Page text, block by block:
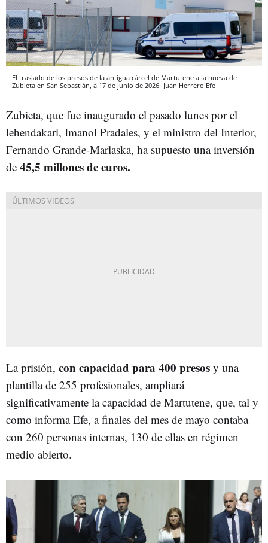
El traslado de los presos de la antigua cárcel de Martutene a la nueva de
Zubieta en San Sebastián, a 17 de junio de 2026 Juan Herrero Efe
Zubieta, que fue inaugurado el pasado lunes por el
lehendakari, Imanol Pradales, y el ministro del Interior,
Fernando Grande-Marlaska, ha supuesto una inversión
de 45,5 millones de euros.
La prisión, con capacidad para 400 presos y una
plantilla de 255 profesionales, ampliará
significativamente la capacidad de Martutene, que, tal y
como informa Efe, a finales del mes de mayo contaba
con 260 personas internas, 130 de ellas en régimen
medio abierto.